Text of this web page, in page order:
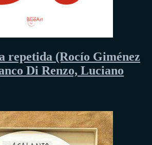
repetida (Rocío Giménez
Di Renzo, Luciano